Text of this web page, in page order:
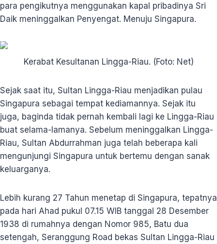
para pengikutnya menggunakan kapal pribadinya Sri
Daik meninggalkan Penyengat. Menuju Singapura.
Kerabat Kesultanan Lingga-Riau. (Foto: Net)
Sejak saat itu, Sultan Lingga-Riau menjadikan pulau
Singapura sebagai tempat kediamannya. Sejak itu
juga, baginda tidak pernah kembali lagi ke Lingga-Riau
buat selama-lamanya. Sebelum meninggalkan Lingga-
Riau, Sultan Abdurrahman juga telah beberapa kali
mengunjungi Singapura untuk bertemu dengan sanak
keluarganya.
Lebih kurang 27 Tahun menetap di Singapura, tepatnya
pada hari Ahad pukul 07.15 WIB tanggal 28 Desember
1938 di rumahnya dengan Nomor 985, Batu dua
setengah, Seranggung Road bekas Sultan Lingga-Riau